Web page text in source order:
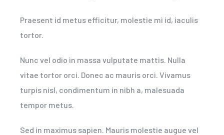
Praesent id metus efficitur, molestie mi id, iaculis
tortor.
Nunc vel odio in massa vulputate mattis. Nulla
vitae tortor orci. Donec ac mauris orci. Vivamus
turpis nisl, condimentum in nibh a, malesuada
tempor metus.
Sed in maximus sapien. Mauris molestie augue vel